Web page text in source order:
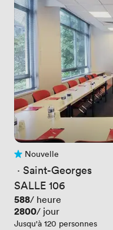
Pas encore d'avis
Nouvelle
· Saint-Georges
SALLE 106
Prix
588/ heure
Prix
2800/ jour
Jusqu'à 120 personnes